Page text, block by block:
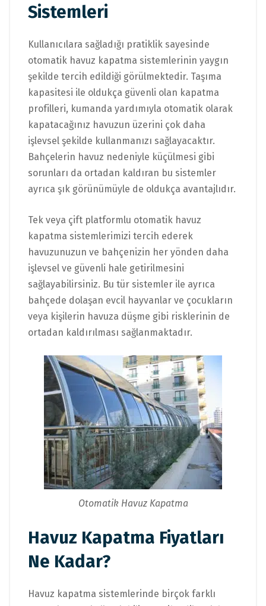
Sistemleri
Kullanıcılara sağladığı pratiklik sayesinde
otomatik havuz kapatma sistemlerinin yaygın
şekilde tercih edildiği görülmektedir. Taşıma
kapasitesi ile oldukça güvenli olan kapatma
profilleri, kumanda yardımıyla otomatik olarak
kapatacağınız havuzun üzerini çok daha
işlevsel şekilde kullanmanızı sağlayacaktır.
Bahçelerin havuz nedeniyle küçülmesi gibi
sorunları da ortadan kaldıran bu sistemler
ayrıca şık görünümüyle de oldukça avantajlıdır.
Tek veya çift platformlu otomatik havuz
kapatma sistemlerimizi tercih ederek
havuzunuzun ve bahçenizin her yönden daha
işlevsel ve güvenli hale getirilmesini
sağlayabilirsiniz. Bu tür sistemler ile ayrıca
bahçede dolaşan evcil hayvanlar ve çocukların
veya kişilerin havuza düşme gibi risklerinin de
ortadan kaldırılması sağlanmaktadır.
Otomatik Havuz Kapatma
Havuz Kapatma Fiyatları
Ne Kadar?
Havuz kapatma sistemlerinde birçok farklı